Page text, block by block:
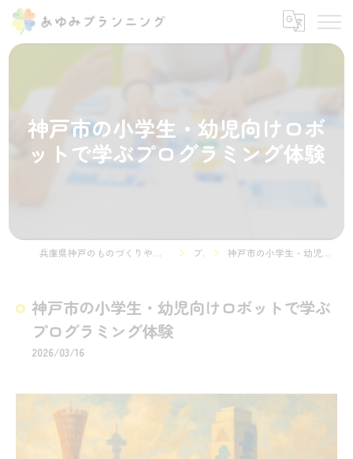
神戸市の小学生・幼児向けロボ
ットで学ぶプログラミング体験
兵庫県神戸のものづくりやプログラミング教室ならSTEMON 神戸諏訪山校 ブログ 神戸市の小学生・幼児向けロボットで学ぶプログラミング体験
神戸市の小学生・幼児向けロボットで学ぶ
プログラミング体験
2026/03/16